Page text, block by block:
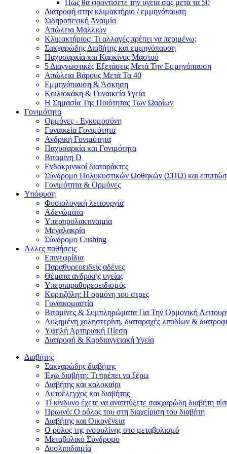
Πώς θα φροντίσετε την υγεία σας μετά τα 50
Διατροφή στην κλιμακτήριο / εμμηνόπαυση
Σιδηροπενική Αναιμία
Απώλεια Μαλλιών
Κλιμακτήριος: Τι αλλαγές πρέπει να περιμένω;
Σακχαρώδης Διαβήτης και εμμηνόπαυση
Παχυσαρκία και Καρκίνος Μαστού
5 Διαγνωστικές Εξετάσεις Μετά Την Εμμηνόπαυση
Απώλεια Βάρους Μετά Τα 40
Εμμηνόπαυση & Άσκηση
Κοιλιοκάκη & Γυναικεία Υγεία
Η Σημασία Της Ποιότητας Των Ωαρίων
Γονιμότητα
Ορμόνες - Εγκυμοσύνη
Γυναικεία Γονιμότητα
Ανδρική Γονιμότητα
Παχυσαρκία και Γονιμότητα
Βιταμίνη D
Ενδοκρινικοί διαταράκτες
Σύνδρομο Πολυκυστικών Ωοθηκών (ΣΠΩ) και
Γονιμότητα & Ορμόνες
Υπόφυση
Φυσιολογική λειτουργία
Αδενώματα
Υπερπρολακτιναιμία
Μεγαλακρία
Σύνδρομο Cushing
Άλλες παθήσεις
Επινεφρίδια
Παραθυρεοειδείς αδένες
Θέματα ανδρικής υγείας
Υπερπαραθυρεοειδισμός
Koρτιζόλη: H ορμόνη του στρες
Γυναικομαστία
Βιταμίνες & Συμπληρώματα Για Την Ορμονική
Αυξημένη χοληστερίνη, διαταραχές λιπιδίων &
Υψηλή Αρτηριακή Πίεση
Διατροφή & Καρδιαγγειακή Υγεία
Διαβήτης
Σακχαρώδης διαβήτης
Έχω διαβήτη: Τι πρέπει να ξέρω
Διαβήτης και καλοκαίρι
Αυτοέλεγχος και διαβήτης
Τί κίνδυνο έχετε να αναπτύξετε σακχαρώδη διαβήτη
Πρωινό: Ο ρόλος του στη διαχείριση του διαβήτη
Διαβήτης και Οικογένεια
Ο ρόλος της ινσουλίνης στο μεταβολισμό
Μεταβολικό Σύνδρομο
Δυσλιπιδαιμία